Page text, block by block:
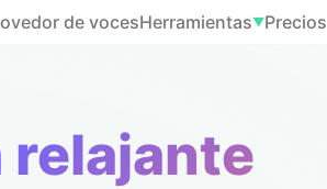
de vocesHerramientas▼Precios
relajante